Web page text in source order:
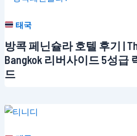
태국
방콕 페닌슐라 호텔 후기 |
Bangkok 리버사이드 5성급
드